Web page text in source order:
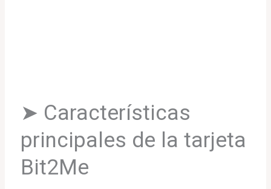
➤ Características
principales de la tarjeta
Bit2Me